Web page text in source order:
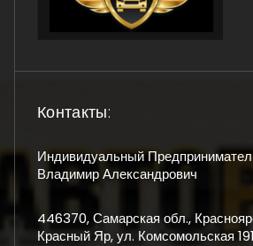
Контакты:
Индивидуальный
Владимир Александрович
446370, Самарская обл.,
Красный Яр, ул. Комсомольская 191